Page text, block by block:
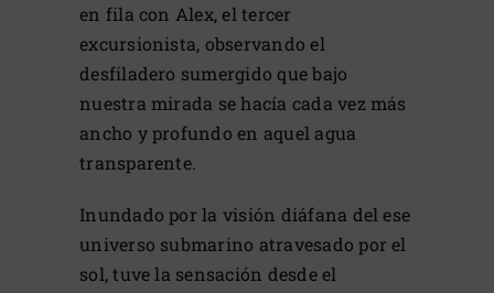
en fila con Alex, el tercer
excursionista, observando el
desfiladero sumergido que bajo
nuestra mirada se hacía cada vez más
ancho y profundo en aquel agua
transparente.
Inundado por la visión diáfana del ese
universo submarino atravesado por el
sol, tuve la sensación desde el